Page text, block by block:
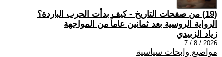
(19) من صفحات التاريخ - كيف بدأت الحرب الباردة؟
الرواية الروسية بعد ثمانين عاماً من المواجهة
زياد الزبيدي
2026 / 8 / 7
مواضيع وابحاث سياسية